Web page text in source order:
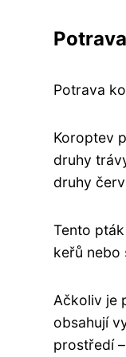
Potrava
Koroptev
druhy
druhy
Tento
keřů nebo
Ačkoliv je
obsahují
prostředí